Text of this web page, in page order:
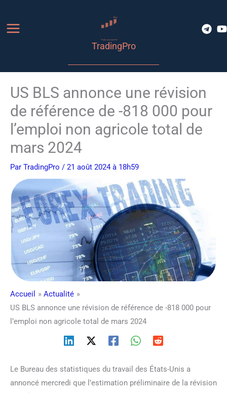
contenu
TradingPro
US BLS annonce une révision
de référence de -818 000 pour
l’emploi non agricole total de
mars 2024
Par TradingPro / 21 août 2024 à 18h59
Accueil
Actualité
US BLS annonce une révision de référence de -818 000 pour
l’emploi non agricole total de mars 2024
Le Bureau des statistiques du travail des États-Unis a
annoncé mercredi que l’estimation préliminaire de la révision